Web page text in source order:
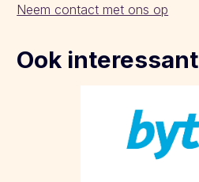
Neem contact met ons op
Ook interessant